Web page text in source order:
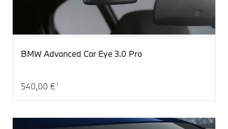
BMW Advanced Car Eye 3.0 Pro
Aktueller Preis: 540,00 €
540,00 € 1